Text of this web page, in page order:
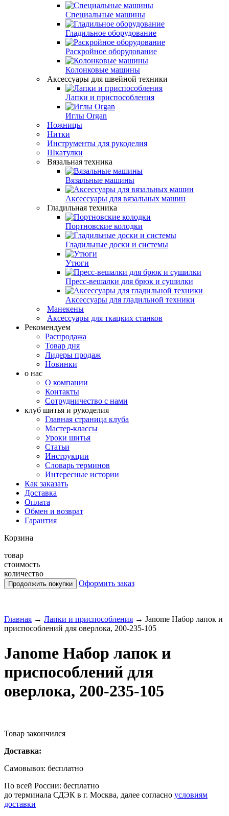
Специальные машины
Гладильное оборудование
Раскройное оборудование
Колонковые машины
Аксессуары для швейной техники
Лапки и приспособления
Иглы Organ
Ножницы
Нитки
Инструменты для рукоделия
Шкатулки
Вязальная техника
Вязальные машины
Аксессуары для вязальных машин
Гладильная техника
Портновские колодки
Гладильные доски и системы
Утюги
Пресс-вешалки для брюк и сушилки
Аксессуары для гладильной техники
Манекены
Аксессуары для ткацких станков
Рекомендуем
Распродажа
Товар дня
Лидеры продаж
Новинки
о нас
О компании
Контакты
Сотрудничество с нами
клуб шитья и рукоделия
Главная страница клуба
Мастер-классы
Уроки шитья
Статьи
Инструкции
Словарь терминов
Интересные истории
Как заказать
Доставка
Оплата
Обмен и возврат
Гарантия
Корзина
товар
стоимость
количество
Оформить заказ
Главная → Лапки и приспособления → Janome Набор лапок и
приспособлений для оверлока, 200-235-105
Janome Набор лапок и
приспособлений для
оверлока, 200-235-105
Товар закончился
Доставка:
Самовывоз: бесплатно
По всей России: бесплатно
до терминала СДЭК в г. Москва, далее согласно условиям
доставки